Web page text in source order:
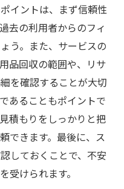
サービス
引プラン
活用法
テクニック
活用する方法
のメリットを便利屋
両立
理の実例
イントは、まず信頼性
去の利用者からのフィ
う。また、サービスの
品回収の範囲や、リサ
を確認することが大切
あることもポイントで
積もりをしっかりと把
できます。最後に、ス
しておくことで、不安
受けられます。